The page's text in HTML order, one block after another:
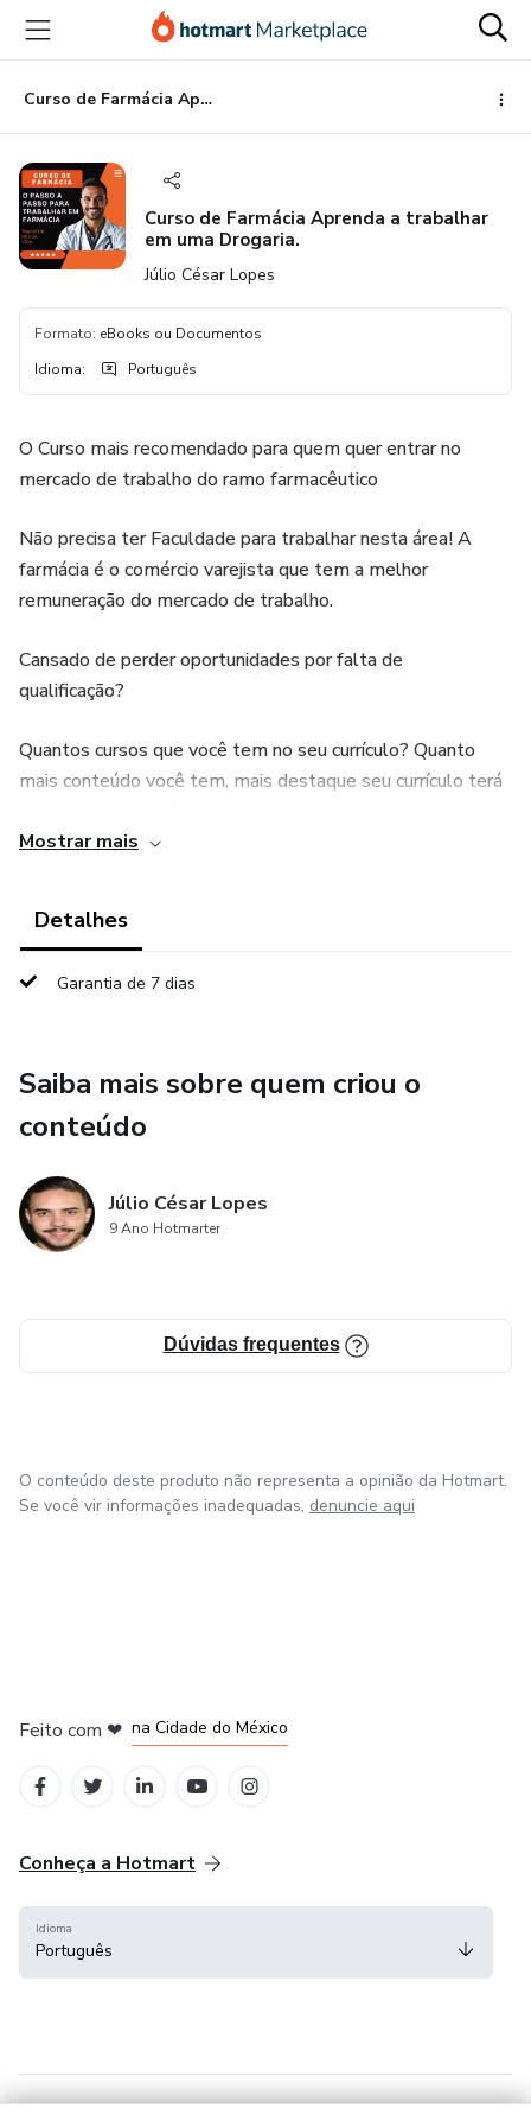
para
conteúdo
principal
para
pagamento
para
rodapé
Curso de Farmácia Aprenda a trabalhar em uma Drogaria.
Curso de Farmácia Aprenda a trabalhar
em uma Drogaria.
Júlio César Lopes
Formato: eBooks ou Documentos
Idioma: Português
O Curso mais recomendado para quem quer entrar no
mercado de trabalho do ramo farmacêutico
Não precisa ter Faculdade para trabalhar nesta área! A
farmácia é o comércio varejista que tem a melhor
remuneração do mercado de trabalho.
Cansado de perder oportunidades por falta de
qualificação?
Quantos cursos que você tem no seu currículo? Quanto
mais conteúdo você tem, mais destaque seu currículo terá
emprego.
emprego em drogarias em até 60 dias, com salários entre
módulos abordam desde elaboração de currículos até
Mostrar mais
Detalhes
Garantia de 7 dias
Saiba mais sobre quem criou o
conteúdo
Júlio César Lopes
9 Ano Hotmarter
Dúvidas frequentes
O conteúdo deste produto não representa a opinião da Hotmart.
Se você vir informações inadequadas, denuncie aqui
Feito com ❤ na Cidade do México
Conheça a Hotmart
Idioma
Português